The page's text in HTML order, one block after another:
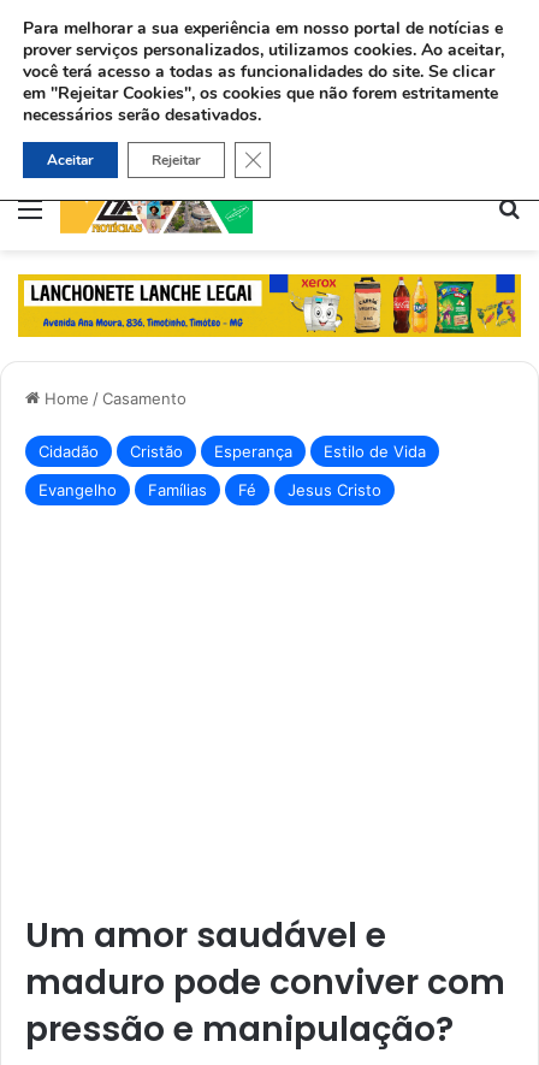
Menu
Home /Casamento
Cidadão Cristão Esperança
Estilo de Vida
Evangelho
Famílias Fé Jesus Cristo
Um amor saudável e
maduro pode conviver com
pressão e manipulação?
Para melhorar a sua experiência em nosso portal de notícias e
prover serviços personalizados, utilizamos cookies. Ao aceitar,
você terá acesso a todas as funcionalidades do site. Se clicar
em "Rejeitar Cookies", os cookies que não forem estritamente
necessários serão desativados.
Aceitar Rejeitar Close GDPR Cookie Banner